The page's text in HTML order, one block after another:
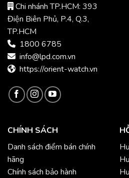
Chi nhánh TP.HCM: 393
Điện Biên Phủ, P.4, Q.3,
TP.HCM
1800 6785
info@lpd.com.vn
https://orient-watch.vn
CHÍNH SÁCH
Danh sách điểm bán chính
hãng
Chính sách bảo hành